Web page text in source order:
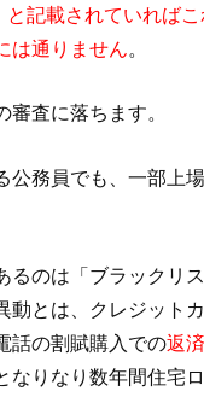
と記載されていれば
は通りません。
査に落ちます。
公務員でも、一部上
るのは「ブラックリ
動とは、クレジット
話の割賦購入での返
なりなり数年間住宅